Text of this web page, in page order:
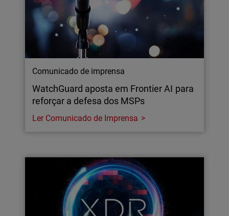
Comunicado de imprensa
WatchGuard aposta em Frontier AI para
reforçar a defesa dos MSPs
Ler Comunicado de Imprensa